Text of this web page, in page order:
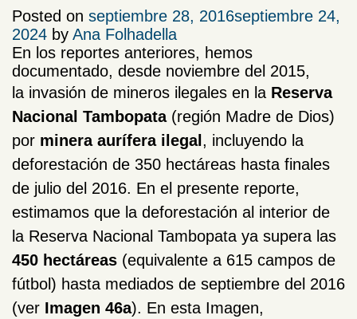
Posted on septiembre 28, 2016septiembre 24,
2024 by Ana Folhadella
En los reportes anteriores, hemos
documentado, desde noviembre del 2015,
la invasión de mineros ilegales en la Reserva
Nacional Tambopata(región Madre de Dios)
por minera aurífera ilegal , incluyendo la
deforestación de 350 hectáreas hasta finales
de julio del 2016. En el presente reporte,
estimamos que la deforestación al interior de
la Reserva Nacional Tambopata ya supera las
450 hectáreas (equivalente a 615 campos de
fútbol) hasta mediados de septiembre del 2016
(ver Imagen 46a). En esta Imagen,